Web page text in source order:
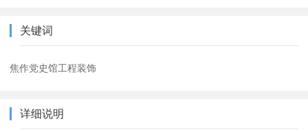
关键词
焦作党史馆工程装饰
详细说明